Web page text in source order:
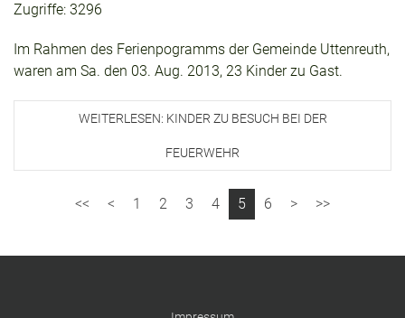
Zugriffe: 3296
Im Rahmen des Ferienpogramms der Gemeinde Uttenreuth,
waren am Sa. den 03. Aug. 2013, 23 Kinder zu Gast.
WEITERLESEN: KINDER ZU BESUCH BEI DER
FEUERWEHR
1 2 3 4 5 6